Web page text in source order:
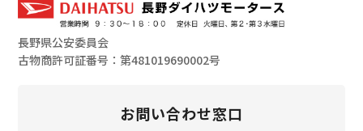
長野県公安委員会
古物商許可証番号：第481019690002号
お問い合わせ窓口